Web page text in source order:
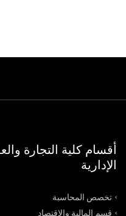
أقسام كلية التجارة
الإدارية
تخصص المحاسبة
قسم المالية والإقتصاد